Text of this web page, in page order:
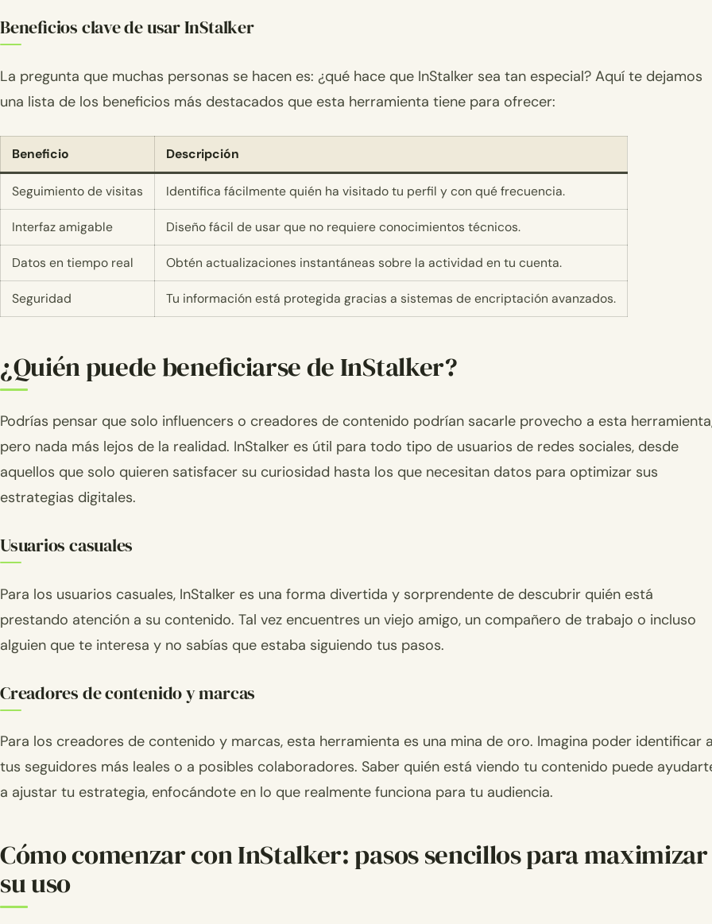
Beneficios clave de usar InStalker
La pregunta que muchas personas se hacen es: ¿qué hace que InStalker sea tan especial? Aquí te dejamos
una lista de los beneficios más destacados que esta herramienta tiene para ofrecer:
Beneficio Descripción
Seguimiento de visitas Identifica fácilmente quién ha visitado tu perfil y con qué frecuencia.
Interfaz amigable Diseño fácil de usar que no requiere conocimientos técnicos.
Datos en tiempo real Obtén actualizaciones instantáneas sobre la actividad en tu cuenta.
Seguridad Tu información está protegida gracias a sistemas de encriptación avanzados.
¿Quién puede beneficiarse de InStalker?
Podrías pensar que solo influencers o creadores de contenido podrían sacarle provecho a esta
pero nada más lejos de la realidad. InStalker es útil para todo tipo de usuarios de redes sociales, desde
aquellos que solo quieren satisfacer su curiosidad hasta los que necesitan datos para optimizar sus
estrategias digitales.
Usuarios casuales
Para los usuarios casuales, InStalker es una forma divertida y sorprendente de descubrir quién está
prestando atención a su contenido. Tal vez encuentres un viejo amigo, un compañero de trabajo o incluso
alguien que te interesa y no sabías que estaba siguiendo tus pasos.
Creadores de contenido y marcas
Para los creadores de contenido y marcas, esta herramienta es una mina de oro. Imagina poder identificar
tus seguidores más leales o a posibles colaboradores. Saber quién está viendo tu contenido puede
a ajustar tu estrategia, enfocándote en lo que realmente funciona para tu audiencia.
Cómo comenzar con InStalker: pasos sencillos para maximizar
su uso